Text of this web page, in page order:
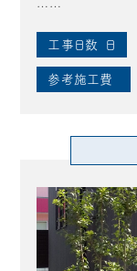
……
工事日数 日
参考施工費